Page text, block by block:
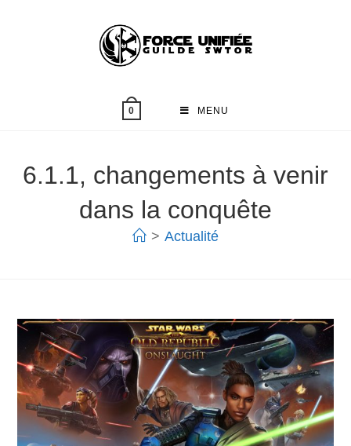
0 MENU
6.1.1, changements à venir
dans la conquête
> Actualité